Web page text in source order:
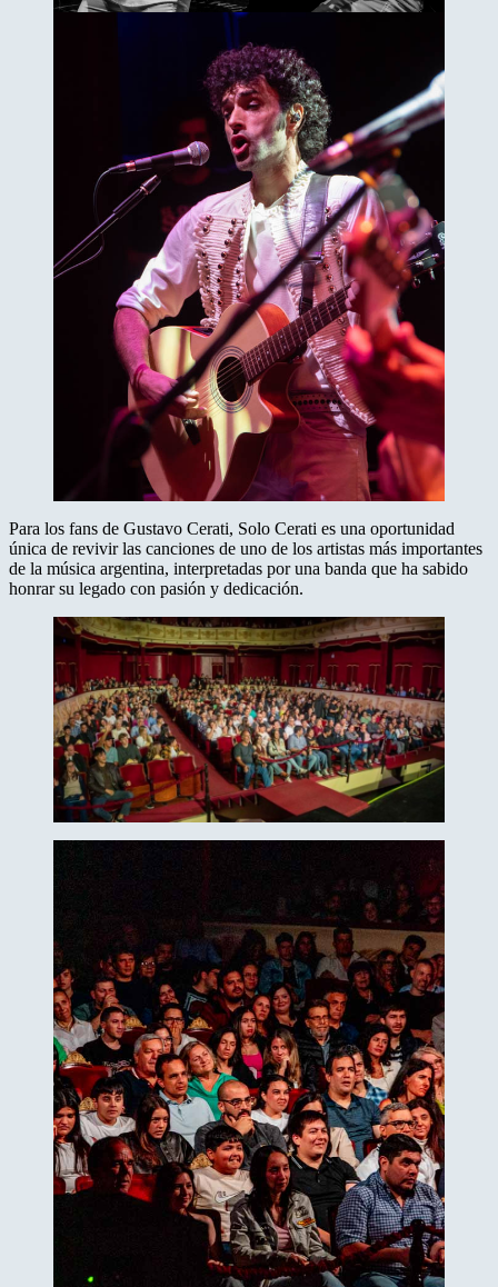
Para los fans de Gustavo Cerati, Solo Cerati es una oportunidad
única de revivir las canciones de uno de los artistas más importantes
de la música argentina, interpretadas por una banda que ha sabido
honrar su legado con pasión y dedicación.